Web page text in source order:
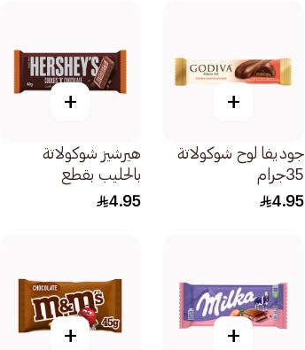
+
جوديفا لوح شوكولاتة
35جرام
4.95
+
هيرشيز شوكولاتة
بالحليب بقطع
البسكويت 40جرام
4.95
+
+